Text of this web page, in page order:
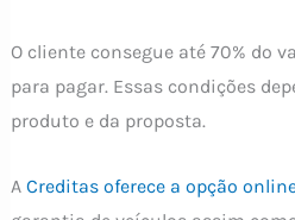
O cliente consegue até 70% do
para pagar. Essas condições
produto e da proposta.
A Creditas oferece a opção